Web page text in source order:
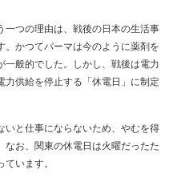
つの理由は、戦後の日本の生活事
かつてパーマは今のように薬剤を
般的でした。しかし、戦後は電力
供給を停止する「休電日」に制定
いと仕事にならないため、やむを得
お、関東の休電日は火曜だったた
います。